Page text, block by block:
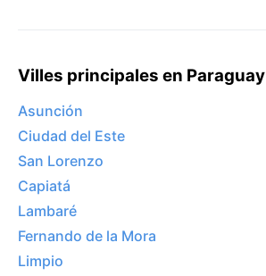
Villes principales en Paraguay
Asunción
Ciudad del Este
San Lorenzo
Capiatá
Lambaré
Fernando de la Mora
Limpio